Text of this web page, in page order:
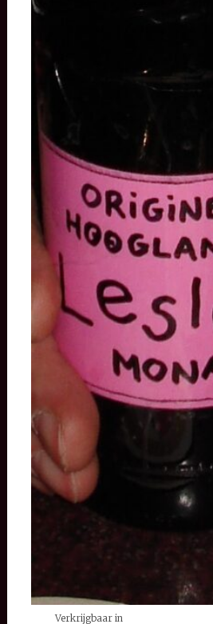
Verkrijgbaar in